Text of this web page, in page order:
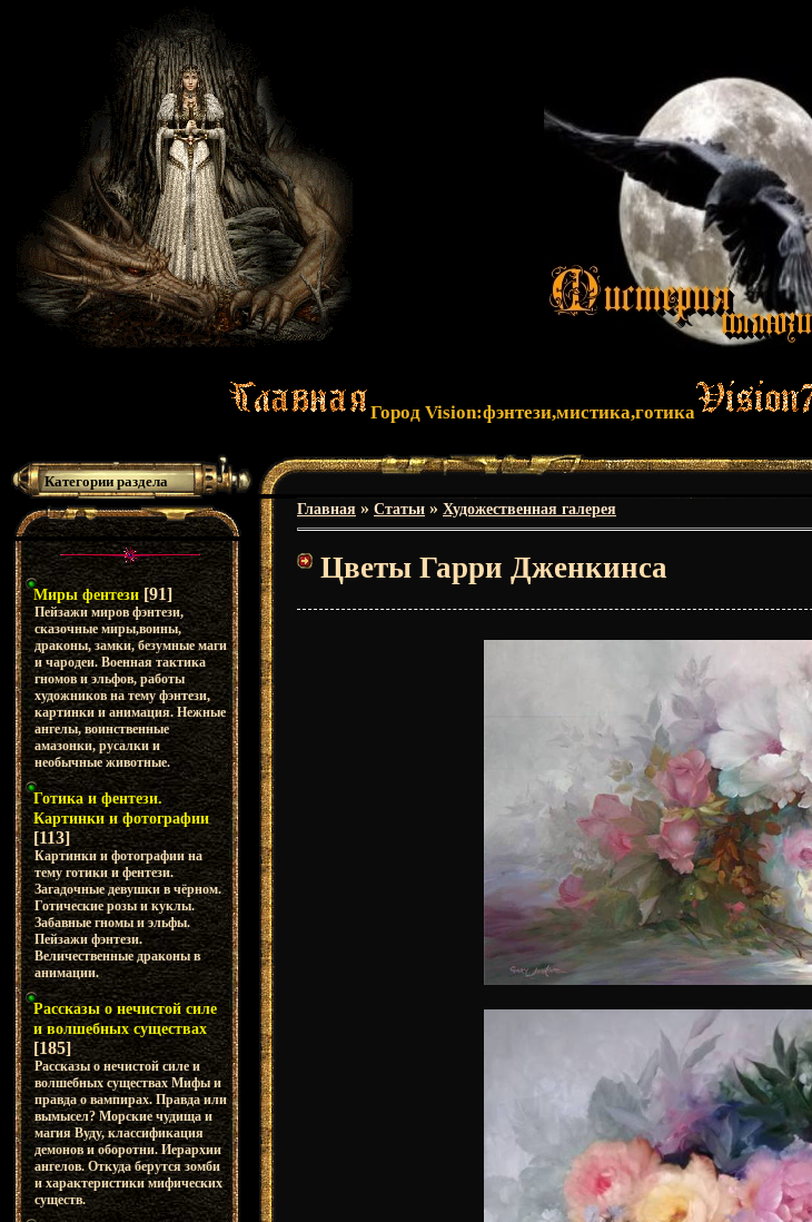
Город Vision:фэнтези,мистика,готика
Категории раздела
Миры фентези [91]
Пейзажи миров фэнтези,
сказочные миры,воины,
драконы, замки, безумные маги
и чародеи. Военная тактика
гномов и эльфов, работы
художников на тему фэнтези,
картинки и анимация. Нежные
ангелы, воинственные
амазонки, русалки и
необычные животные.
Готика и фентези.
Картинки и фотографии
[113]
Картинки и фотографии на
тему готики и фентези.
Загадочные девушки в чёрном.
Готические розы и куклы.
Забавные гномы и эльфы.
Пейзажи фэнтези.
Величественные драконы в
анимации.
Рассказы о нечистой силе
и волшебных существах
[185]
Рассказы о нечистой силе и
волшебных существах Мифы и
правда о вампирах. Правда или
вымысел? Морские чудища и
магия Вуду, классификация
демонов и оборотни. Иерархии
ангелов. Откуда берутся зомби
и характеристики мифических
существ.
Главная » Статьи » Художественная галерея
Цветы Гарри Дженкинса